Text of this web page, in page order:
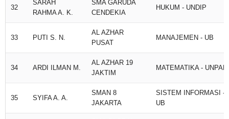
32
SARAH
RAHMA A. K.
SMA GARUDA
CENDEKIA
HUKUM - UNDIP
33 PUTI S. N.
AL AZHAR
PUSAT
MANAJEMEN - UB
34 ARDI ILMAN M.
AL AZHAR 19
JAKTIM
MATEMATIKA - UNPAD
35 SYIFA A. A.
SMAN 8
JAKARTA
SISTEM INFORMASI -
UB